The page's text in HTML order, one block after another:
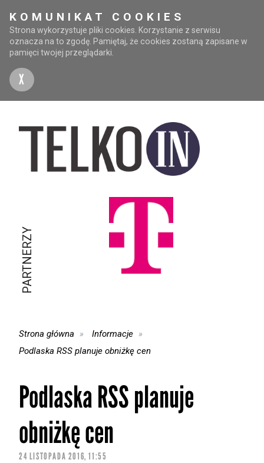
KOMUNIKAT COOKIES
Strona wykorzystuje pliki cookies. Korzystanie z serwisu
oznacza na to zgodę. Pamiętaj, że cookies zostaną zapisane w
pamięci twojej przeglądarki.
X
PARTNERZY
Strona główna
Informacje
Podlaska RSS planuje obniżkę cen
Podlaska RSS planuje
obniżkę cen
24 LISTOPADA 2016, 11:55